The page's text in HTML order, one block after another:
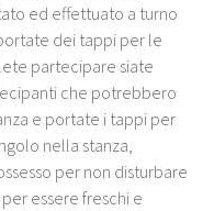
ed effettuato a turno
portate dei tappi per le
partecipare siate
che potrebbero
e portate i tappi per
nella stanza,
per non disturbare
essere freschi e